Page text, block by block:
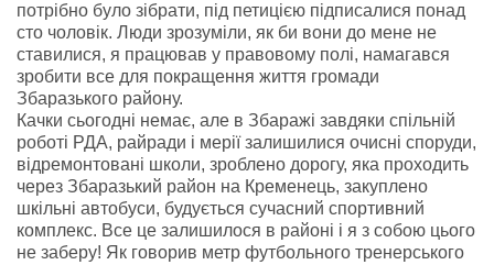
потрібно було зібрати, під петицією підписалися понад
сто чоловік. Люди зрозуміли, як би вони до мене не
ставилися, я працював у правовому полі, намагався
зробити все для покращення життя громади
Збаразького району.
Качки сьогодні немає, але в Збаражі завдяки спільній
роботі РДА, райради і мерії залишилися очисні споруди,
відремонтовані школи, зроблено дорогу, яка проходить
через Збаразький район на Кременець, закуплено
шкільні автобуси, будується сучасний спортивний
комплекс. Все це залишилося в районі і я з собою цього
не заберу! Як говорив метр футбольного тренерського